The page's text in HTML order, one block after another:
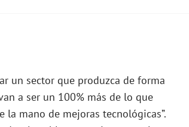
un sector que produzca de forma
a ser un 100% más de lo que
mano de mejoras tecnológicas”.